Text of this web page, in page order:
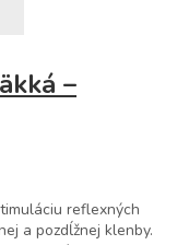
–
reflexných
a pozdĺžnej klenby.